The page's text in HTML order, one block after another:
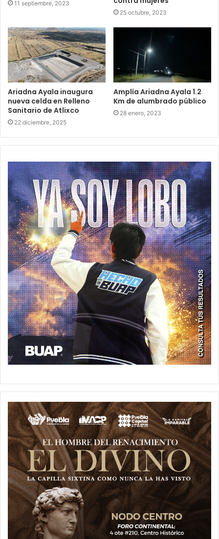
11 septiembre, 2023
25 octubre, 2023
Ariadna Ayala inaugura
nueva celda en Relleno
Sanitario de Atlixco
22 diciembre, 2025
Amplía Ariadna Ayala 1.2
Km de alumbrado público
28 enero, 2023